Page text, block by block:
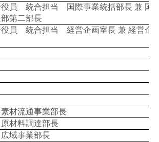
役員 統合担当 国際事業統括部長 兼 国
第二部長
役員 統合担当 経営企画室長 兼 経営企
材流通事業部長
材料調達部長
域事業部長